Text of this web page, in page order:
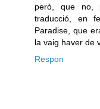
però, que no,
traducció, en
Paradise, que
la vaig haver de
Respon